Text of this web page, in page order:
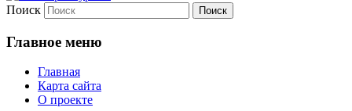
Поиск
Главное меню
Главная
Карта сайта
О проекте